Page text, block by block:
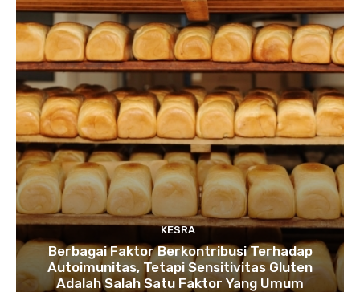
KESRA
Berbagai Faktor Berkontribusi Terhadap
Autoimunitas, Tetapi Sensitivitas Gluten
Adalah Salah Satu Faktor Yang Umum